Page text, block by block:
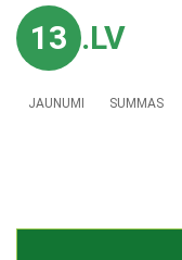
13 .LV
JAUNUMI SUMMAS